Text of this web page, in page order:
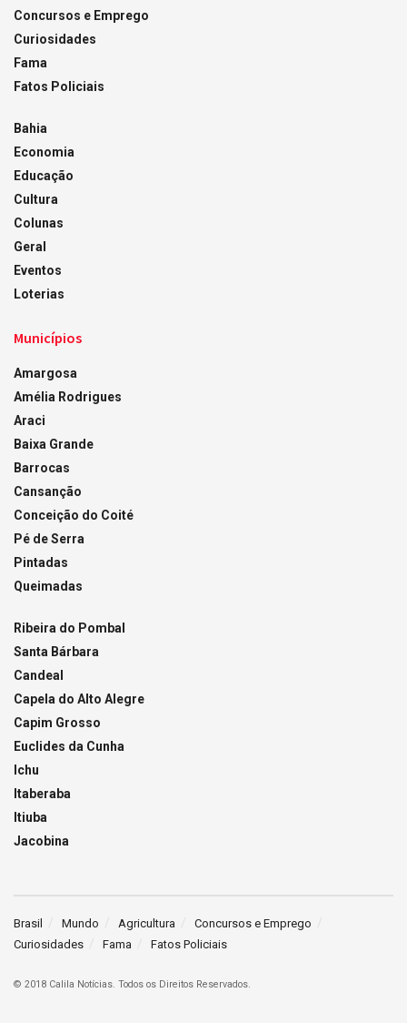
Concursos e Emprego
Curiosidades
Fama
Fatos Policiais
Bahia
Economia
Educação
Cultura
Colunas
Geral
Eventos
Loterias
Municípios
Amargosa
Amélia Rodrigues
Araci
Baixa Grande
Barrocas
Cansanção
Conceição do Coité
Pé de Serra
Pintadas
Queimadas
Ribeira do Pombal
Santa Bárbara
Candeal
Capela do Alto Alegre
Capim Grosso
Euclides da Cunha
Ichu
Itaberaba
Itiuba
Jacobina
Brasil Mundo Agricultura
Concursos e Emprego
Curiosidades
Fama Fatos Policiais
© 2018 Calila Notícias. Todos os Direitos Reservados.